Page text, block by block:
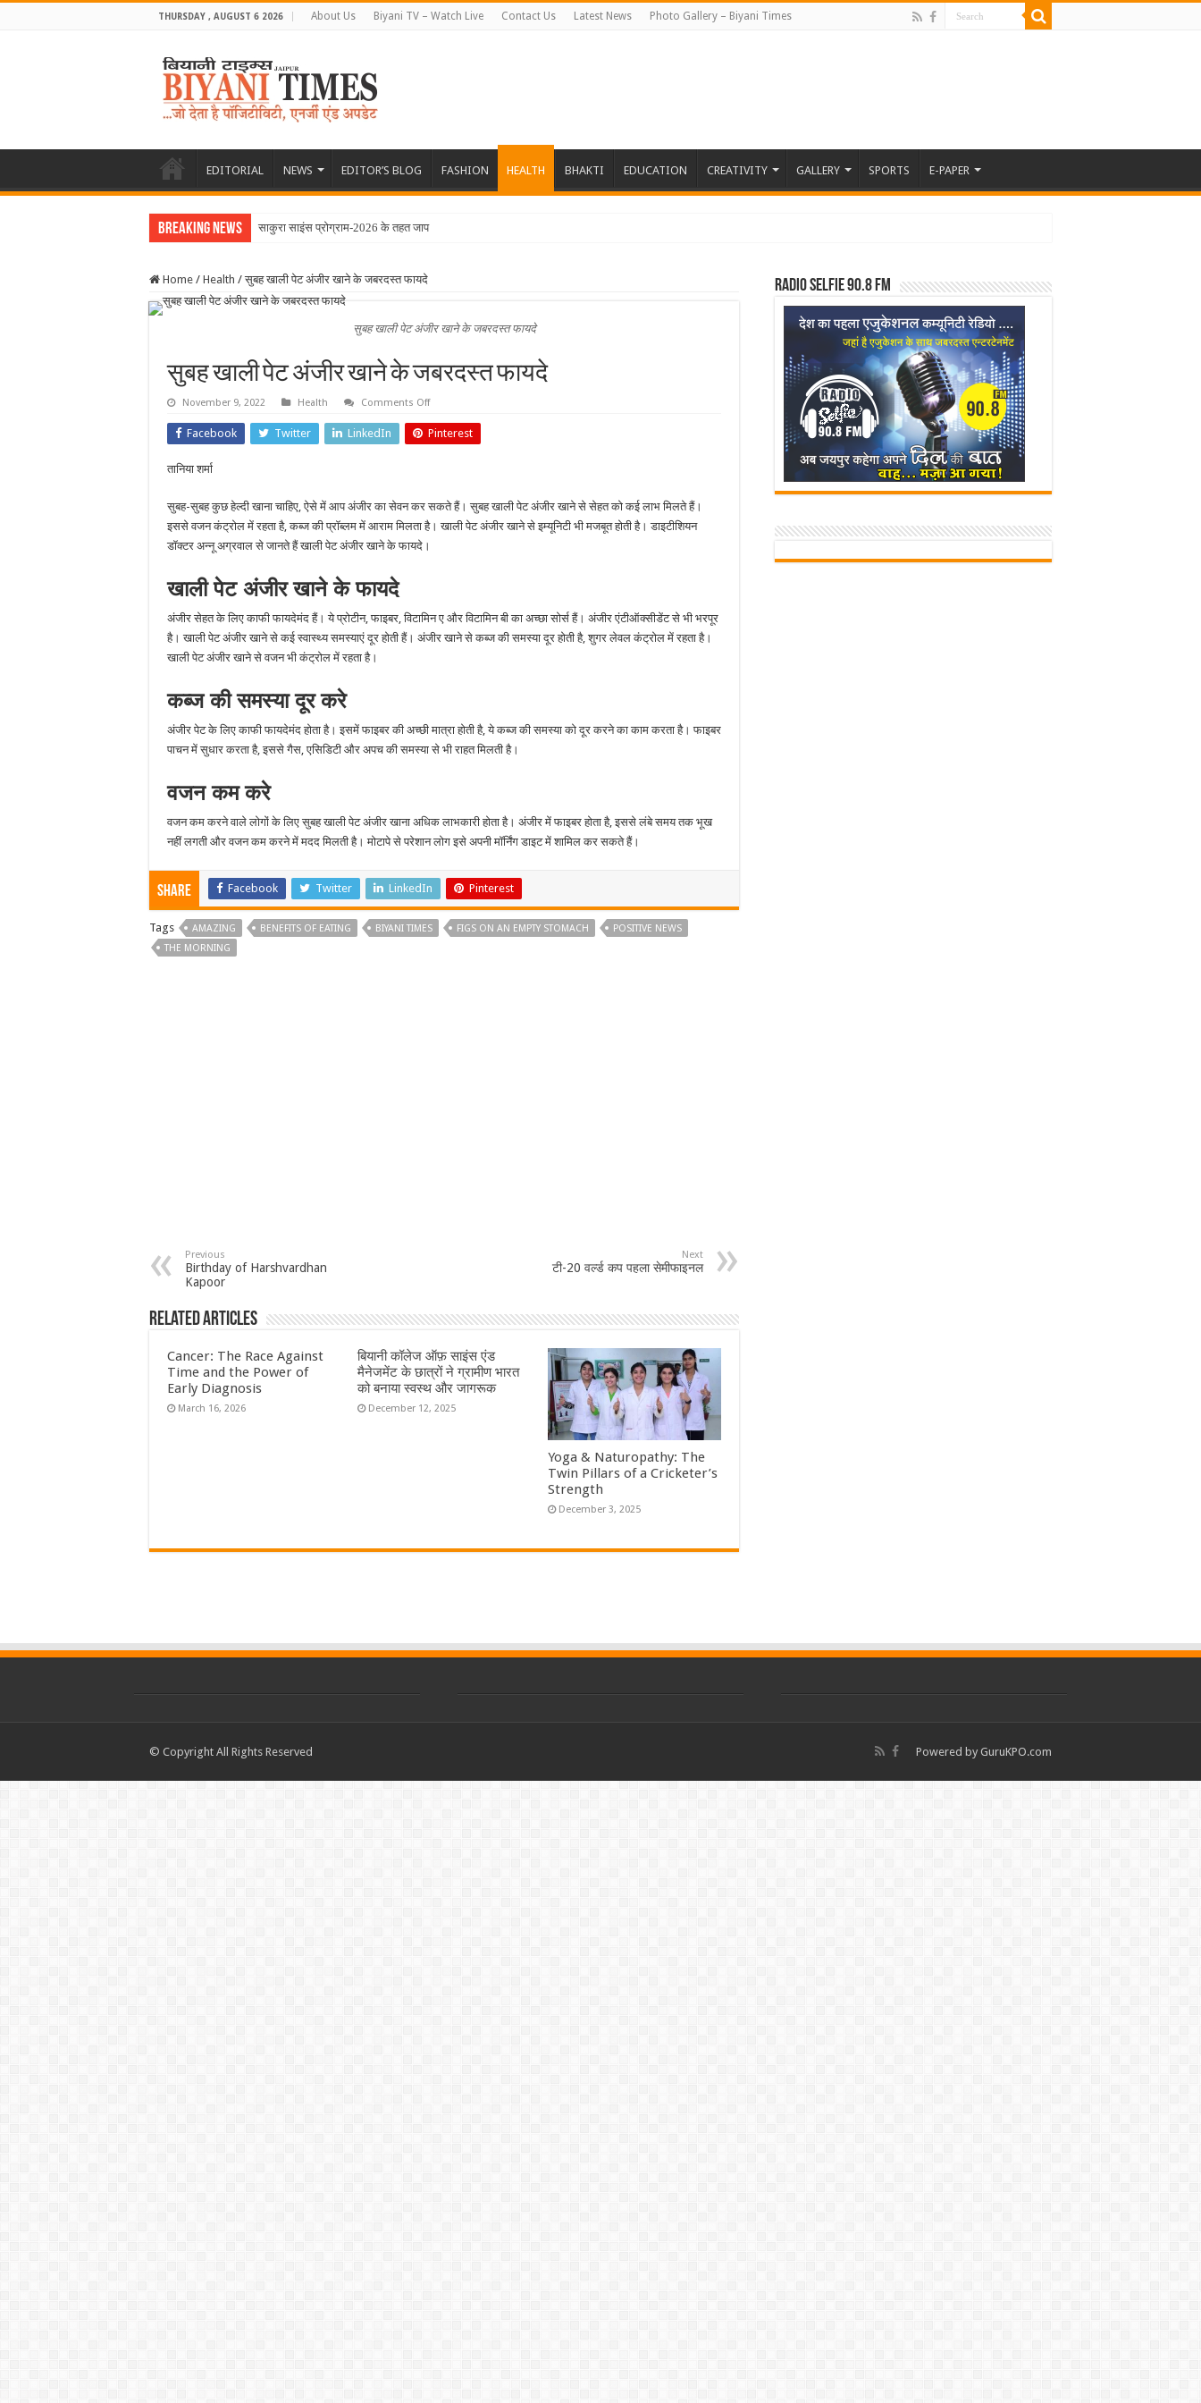
THURSDAY , AUGUST 6 2026 About Us Biyani TV – Watch Live Contact Us Latest News Photo Gallery – Biyani Times
EDITORIAL NEWS EDITOR’S BLOG FASHION HEALTH BHAKTI EDUCATION CREATIVITY GALLERY SPORTS E-PAPER
Breaking News साकुरा साइंस प्रोग्राम-2026 के तहत जापान रवाना हुई बियान
Home / Health / सुबह खाली पेट अंजीर खाने के जबरदस्त फायदे
सुबह खाली पेट अंजीर खाने के जबरदस्त फायदे
सुबह खाली पेट अंजीर खाने के जबरदस्त फायदे
November 9, 2022 Health Comments Offon
खाली
पेट
अंजीर
Facebook Twitter LinkedIn Pinterest
तानिया शर्मा
सुबह-सुबह कुछ हेल्दी खाना चाहिए, ऐसे में आप अंजीर का सेवन कर सकते हैं। सुबह खाली पेट अंजीर खाने से सेहत को कई लाभ मिलते हैं।
इससे वजन कंट्रोल में रहता है, कब्ज की प्रॉब्लम में आराम मिलता है। खाली पेट अंजीर खाने से इम्यूनिटी भी मजबूत होती है। डाइटीशियन
डॉक्टर अन्नू अग्रवाल से जानते हैं खाली पेट अंजीर खाने के फायदे।
खाली पेट अंजीर खाने के फायदे
अंजीर सेहत के लिए काफी फायदेमंद हैं। ये प्रोटीन, फाइबर, विटामिन ए और विटामिन बी का अच्छा सोर्स हैं। अंजीर एंटीऑक्सीडेंट से भी भरपूर
है। खाली पेट अंजीर खाने से कई स्वास्थ्य समस्याएं दूर होती हैं। अंजीर खाने से कब्ज की समस्या दूर होती है, शुगर लेवल कंट्रोल में रहता है।
खाली पेट अंजीर खाने से वजन भी कंट्रोल में रहता है।
कब्ज की समस्या दूर करे
अंजीर पेट के लिए काफी फायदेमंद होता है। इसमें फाइबर की अच्छी मात्रा होती है, ये कब्ज की समस्या को दूर करने का काम करता है। फाइबर
पाचन में सुधार करता है, इससे गैस, एसिडिटी और अपच की समस्या से भी राहत मिलती है।
वजन कम करे
वजन कम करने वाले लोगों के लिए सुबह खाली पेट अंजीर खाना अधिक लाभकारी होता है। अंजीर में फाइबर होता है, इससे लंबे समय तक भूख
नहीं लगती और वजन कम करने में मदद मिलती है। मोटापे से परेशान लोग इसे अपनी मॉर्निंग डाइट में शामिल कर सकते हैं।
Share Facebook Twitter LinkedIn Pinterest
Tags AMAZING BENEFITS OF EATING BIYANI TIMES FIGS ON AN EMPTY STOMACH
POSITIVE NEWS
THE MORNING
Previous
Birthday of Harshvardhan
Kapoor
Next
टी-20 वर्ल्ड कप पहला सेमीफाइनल
Related Articles
Cancer: The Race Against
Time and the Power of
Early Diagnosis
March 16, 2026
बियानी कॉलेज ऑफ़ साइंस एंड
मैनेजमेंट के छात्रों ने ग्रामीण भारत
को बनाया स्वस्थ और जागरूक
December 12, 2025
Yoga & Naturopathy: The
Twin Pillars of a Cricketer’s
Strength
December 3, 2025
Radio Selfie 90.8 FM
Powered by GuruKPO.com
© Copyright All Rights Reserved